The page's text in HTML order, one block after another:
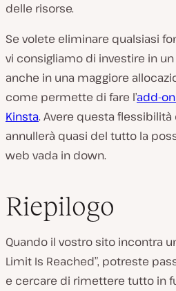
delle risorse.
Se volete eliminare qualsiasi
vi consigliamo di investire in un
anche in una maggiore
come permette di fare l’add-
Kinsta. Avere questa
annullerà quasi del tutto la
web vada in down.
Riepilogo
Quando il vostro sito incontra
Limit Is Reached”, potreste
e cercare di rimettere tutto in